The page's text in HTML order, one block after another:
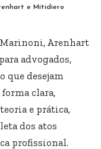
e Mitidiero
Marinoni, Arenhart
advogados,
que desejam
clara,
e prática,
dos atos
profissional.